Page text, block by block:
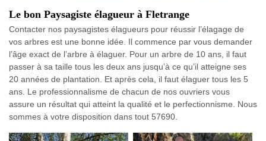
Le bon Paysagiste élagueur à Fletrange
Contacter nos paysagistes élagueurs pour réussir l’élagage de
vos arbres est une bonne idée. Il commence par vous demander
l’âge exact de l’arbre à élaguer. Pour un arbre de 10 ans, il faut
passer à sa taille tous les deux ans jusqu’à ce qu’il atteigne ses
20 années de plantation. Et après cela, il faut élaguer tous les 5
ans. Le professionnalisme de chacun de nos ouvriers vous
assure un résultat qui atteint la qualité et le perfectionnisme. Nous
sommes à votre disposition dans tout 57690.